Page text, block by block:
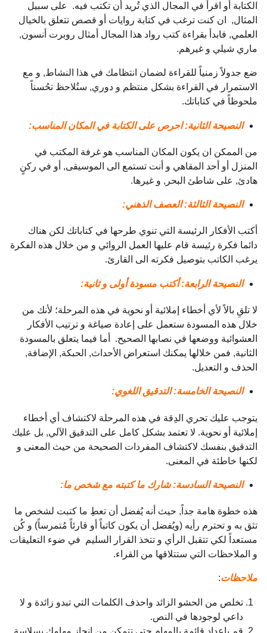
الكتابة أو اقرأ في المجال الذي تُريد أن تكتب فيه. على سبيل
المثال, ان كنت ترغب في كتابة روايات أو قصص تتعلق بالخيال
العلمي, فابدأ بقراءة كتب رواد هذا المجال أمثال روبرت أنسون,
ماري شيلي و غيرهم.
ضع جدولاً زمنياً للقراءة لضمان انتظامك في هذا النشاط, و مع
الاستمرار في القراءة بشكل منتظم و دوري, ستُلاحظ تحُسناً
ملحوظاً في كتاباتك.
النصيحة الثانية: احرص على الكتابة في المكان المناسب:
من الممكن ان يكون المكان المناسب هو غرفة المكتب في
المنزل أو أحد المقاهي و أنت تستمع الى الموسيقى, أو في ركنٍ
هادئ, على شاطئ البحر, و غيرها.
النصيحة الثالثة: العصف الذهني:
أكتب الأفكار الرئيسة التي تنوي طرحها في كتاباتك لكن هناك
دائما فكرة رئيسة قام عليها العمل الروائي و من خلال هذه الفكرة
يرغب الكاتب بتوصيل فكرته الى القارئ.
النصيحة الرابعة: أكتب مسودة أولى و ثانية:
لا تلقِ بالاً لأي أخطاء إملائية أو نحوية في هذه المرحلة؛ لأنك من
خلال هذه المسودة ستعمل على إعادة صياغة و ترتيب الأفكار
العشوائية ووضعها في نصابها الصحيح. أما فيما يتعلق بالمسودة
الثانية, فمن خلالها يمكنك استعراض الأحداث, الحبكة, الإضافة,
الحذف و التعديل.
النصيحة الخامسة: التدقيق اللغوي:
يتوجب عليك تحري الدِقة في هذه المرحلة لاكتشاف أي أخطاء
إملائية أو نحوية. لا تعتمد بشكل كامل على التدقيق الآلي, بل عليك
التدقيق بنفسك لاكتشاف المفردات الصحيحة من حيث المعنى و
لكنها خاطئة في المعنى.
النصيحة السادسة: شارك ما كتبته مع شخص ما:
هذه خطوة هامة جداً, حيث أنه يُفضل أن تعطِ ما كتبت لشخص ما
تثق به و تحترم رأيه (ويُفضل أن يكون كاتباً أو قارئاً مُتمرساً) و كُن
مستعداً لكي تتقبل الرأي و تتخذ القرار السليم في ضوء التعليقات
و الملاحظات التي ستتلاقها من القراء.
ملاحظات:
تخلص من الحشو الزائد واحذف الكلمات التي تبدو زائدة و لا
داعي لوجودها في النص.
قم بإعداد قائمة بالمهام حتى تتمكن من انجاز مهامك بسلاسة.